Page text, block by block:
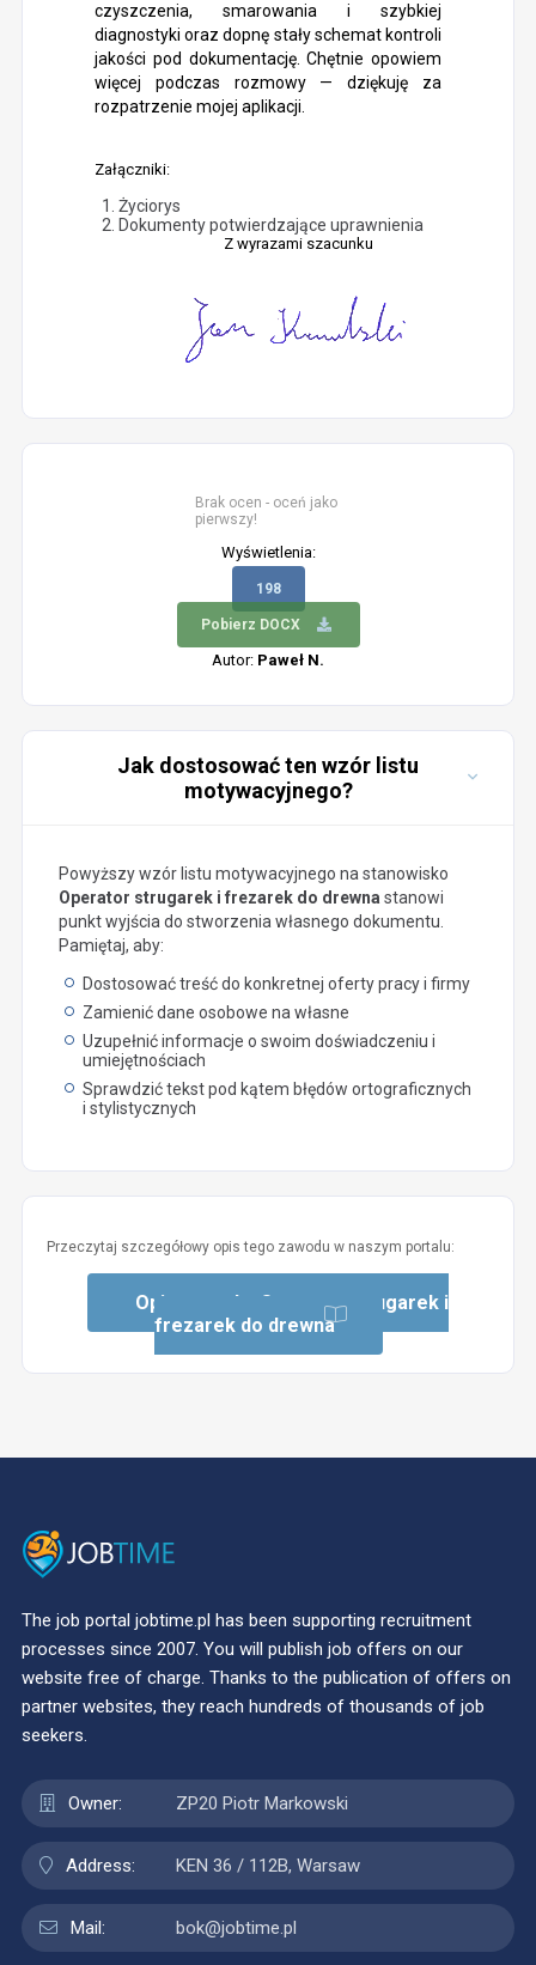
czyszczenia, smarowania i szybkiej
diagnostyki oraz dopnę stały schemat kontroli
jakości pod dokumentację. Chętnie opowiem
więcej podczas rozmowy — dziękuję za
rozpatrzenie mojej aplikacji.
Załączniki:
Życiorys
Dokumenty potwierdzające uprawnienia
Z wyrazami szacunku
Brak ocen - oceń jako
pierwszy!
Wyświetlenia:
198
Pobierz DOCX
Autor: Paweł N.
Jak dostosować ten wzór listu
motywacyjnego?
Powyższy wzór listu motywacyjnego na stanowisko
Operator strugarek i frezarek do drewna stanowi
punkt wyjścia do stworzenia własnego dokumentu.
Pamiętaj, aby:
Dostosować treść do konkretnej oferty pracy i firmy
Zamienić dane osobowe na własne
Uzupełnić informacje o swoim doświadczeniu i
umiejętnościach
Sprawdzić tekst pod kątem błędów ortograficznych
i stylistycznych
Przeczytaj szczegółowy opis tego zawodu w naszym portalu:
Opis zawodu: Operator strugarek i
frezarek do drewna
The job portal jobtime.pl has been supporting recruitment
processes since 2007. You will publish job offers on our
website free of charge. Thanks to the publication of offers on
partner websites, they reach hundreds of thousands of job
seekers.
Owner: ZP20 Piotr Markowski
Address: KEN 36 / 112B, Warsaw
Mail: bok@jobtime.pl